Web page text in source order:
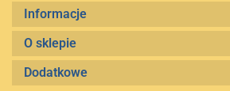
Informacje
O sklepie
Dodatkowe